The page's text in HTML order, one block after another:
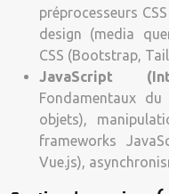
préprocesseurs
design (media
CSS (Bootstrap,
JavaScript
Fondamentaux
objets),
frameworks
Vue.js),